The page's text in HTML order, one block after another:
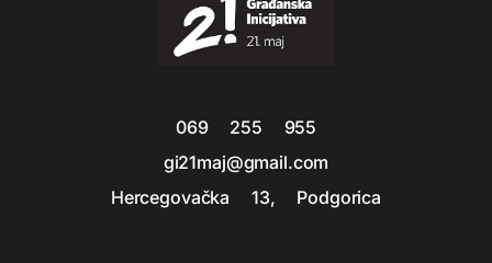
069 255 955
gi21maj@gmail.com
Hercegovačka 13, Podgorica